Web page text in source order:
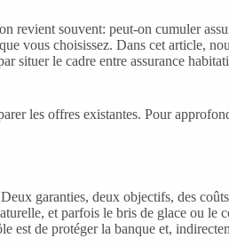
revient souvent: peut-on cumuler
vous choisissez. Dans cet article,
situer le cadre entre assurance
les offres existantes. Pour
garanties, deux objectifs, des
et parfois le bris de glace ou le
est de protéger la banque et,